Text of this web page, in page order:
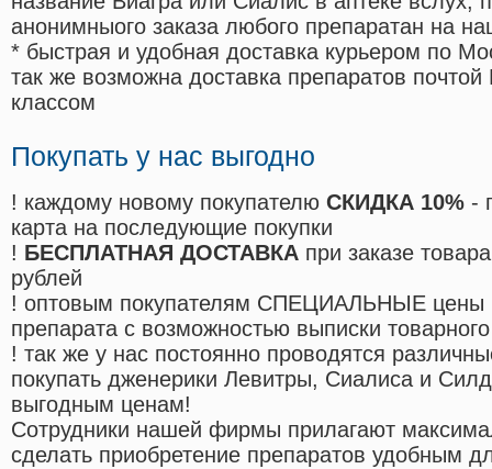
анонимныого заказа любого препаратан на
* быстрая и удобная доставка курьером по
так же возможна доставка препаратов
классом
Покупать у нас выгодно
! каждому новому покупателю СКИДКА 10% -
карта на последующие покупки
! БЕСПЛАТНАЯ ДОСТАВКА при заказе
рублей
! оптовым покупателям СПЕЦИАЛЬНЫЕ цены
препарата с возможностью выписки
! так же у нас постоянно проводятся
покупать дженерики Левитры, Сиалиса и
выгодным ценам!
Cотрудники нашей фирмы прилагают
сделать приобретение препаратов удобным